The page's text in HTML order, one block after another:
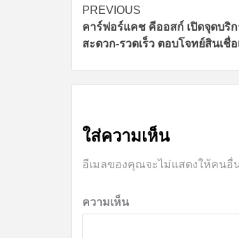
Continue
Reading
PREVIOUS
คาร์ฟอร์แคช คีออสก์ เปิดจุดบริ
สะดวก-รวดเร็ว ตอบโจทย์สินเชื่
ใส่ความเห็น
อีเมลของคุณจะไม่แสดงให้คนอื่
ความเห็น